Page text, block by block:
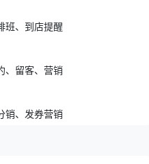
班、到店提醒
、留客、营销
销、发券营销